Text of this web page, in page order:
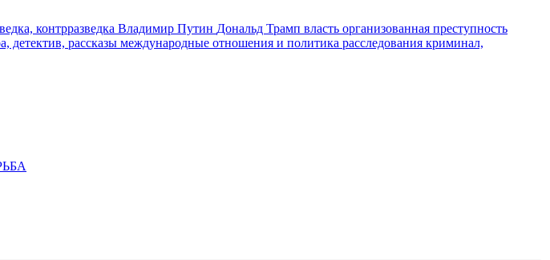
контрразведка Владимир Путин Дональд Трамп власть организованная преступность
детектив, рассказы международные отношения и политика расследования криминал,